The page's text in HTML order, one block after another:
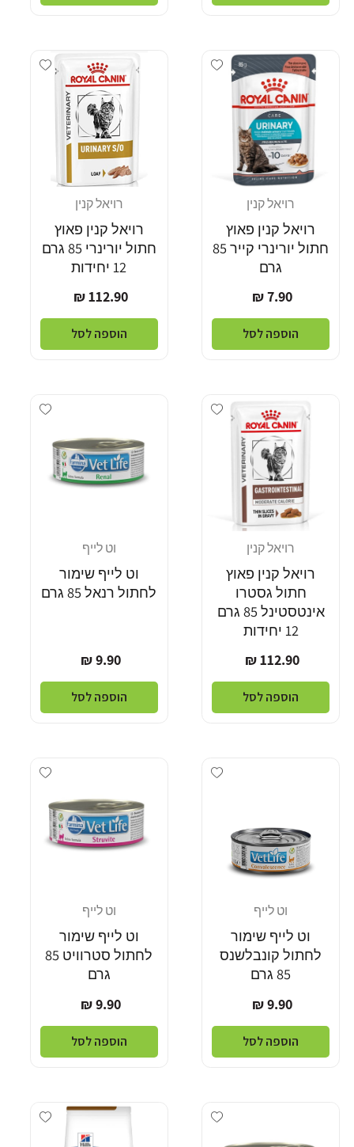
Add wishlist
רויאל קנין
רויאל קנין פאוץ
חתול יורינרי קייר 85
גרם
מחיר
רגיל
7.90 ₪
הוספה לסל
wishlist
רויאל קנין
רויאל קנין פאוץ
חתול יורינרי 85 גרם
12 יחידות
מחיר
רגיל
112.90 ₪
הוספה לסל
Add wishlist
רויאל קנין
רויאל קנין פאוץ
חתול גסטרו
אינטסטינל 85 גרם
12 יחידות
מחיר
רגיל
112.90 ₪
הוספה לסל
Add wishlist
וט לייף
וט לייף שימור
לחתול רנאל 85 גרם
מחיר
רגיל
9.90 ₪
הוספה לסל
Add wishlist
וט לייף
וט לייף שימור
לחתול קונבלשנס
85 גרם
מחיר
רגיל
9.90 ₪
הוספה לסל
Add wishlist
וט לייף
וט לייף שימור
לחתול סטרוויט 85
גרם
מחיר
רגיל
9.90 ₪
הוספה לסל
Add wishlist
Add wishlist